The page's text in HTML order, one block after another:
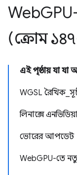
Web
(ক্রোম
এই পৃষ্ঠায় যা যা
WGSL
লিনাক্সে
ভোরের আপডেট
WebGPU-তে